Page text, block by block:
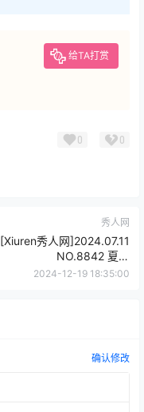
给TA打赏
0 0
秀人网
[Xiuren秀人网]2024.07.11
NO.8842 夏竹
[83+1P/727MB]
2024-12-19 18:35:00
确认修改